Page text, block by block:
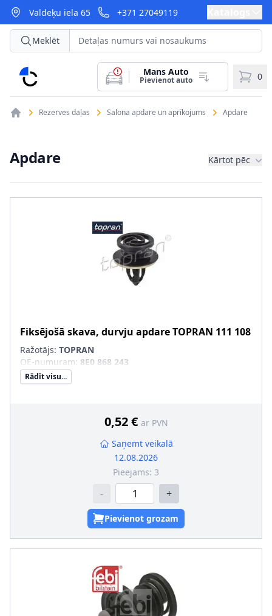
Valdeķu iela 65 +371 27049119
CarParts
Meklēt
Mans Auto
Pievienot auto 0
Rezerves daļas Salona apdare un aprīkojums Apdare
Apdare Kārtot pēc
Fiksējošā skava, durvju apdareTOPRAN 111 108
Ražotājs: TOPRAN
OE-numuram: 8E0 868 243
Rādīt visu...
0,52 € ar PVN
Saņemt veikalā
12.08.2026
Pieejams: 3
- +
Pievienot grozam